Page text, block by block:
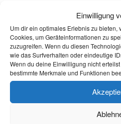
Einwilligung
Um dir ein optimales Erlebnis zu
Cookies, um Geräteinformationen zu
zuzugreifen. Wenn du diesen
wie das Surfverhalten oder eindeutige
Wenn du deine Einwilligung nicht
bestimmte Merkmale und Funktionen
DATUM
02 - 03
Vorbei!
UHRZEIT
23:00 -